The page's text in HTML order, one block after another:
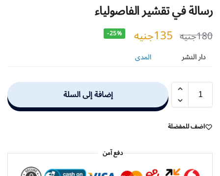
رسالة في تقشير الفاصولياء
180جنيه 135جنيه -25%
دار النشر المدى
إضافة إلى السلة
اضف للمفضلة
دفع آمن